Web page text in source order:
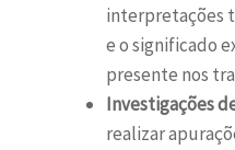
interpretações
e o significado
presente nos
Investigações
realizar